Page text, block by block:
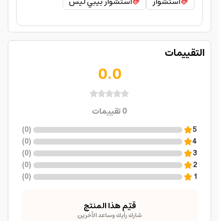
التقييمات
0.0
0تقييمات
5
(
0
)
4
(
0
)
3
(
0
)
2
(
0
)
1
(
0
)
قيّم هذا المنتج
شارك رأيك وساعد الآخرين